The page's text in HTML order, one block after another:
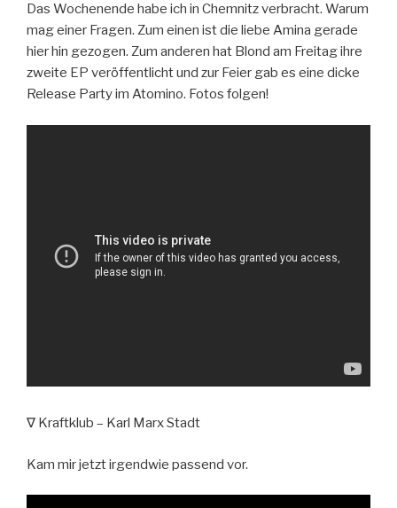
Das Wochenende habe ich in Chemnitz verbracht. Warum
mag einer Fragen. Zum einen ist die liebe Amina gerade
hier hin gezogen. Zum anderen hat Blond am Freitag ihre
zweite EP veröffentlicht und zur Feier gab es eine dicke
Release Party im Atomino. Fotos folgen!
∇ Kraftklub – Karl Marx Stadt
Kam mir jetzt irgendwie passend vor.